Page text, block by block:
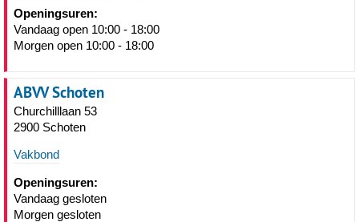
Openingsuren:
Vandaag open 10:00 - 18:00
Morgen open 10:00 - 18:00
ABVV Schoten
Churchilllaan 53
2900 Schoten
Vakbond
Openingsuren:
Vandaag gesloten
Morgen gesloten